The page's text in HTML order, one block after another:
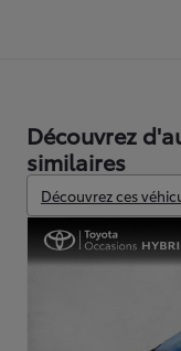
Découvrez
similaires
Découvrez ces